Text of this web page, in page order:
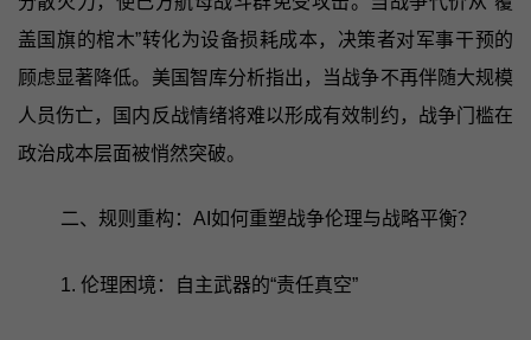
盖国旗的棺木”转化为设备损耗成本，决策者对军事干预的
顾虑显著降低。美国智库分析指出，当战争不再伴随大规模
人员伤亡，国内反战情绪将难以形成有效制约，战争门槛在
政治成本层面被悄然突破。
二、规则重构：AI如何重塑战争伦理与战略平衡？
1. 伦理困境：自主武器的“责任真空”